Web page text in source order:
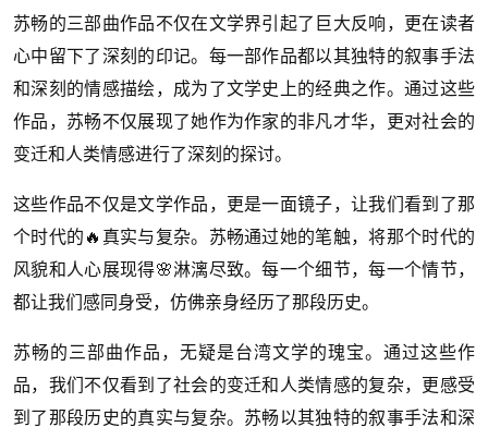
苏畅的三部曲作品不仅在文学界引起了巨大反响，更在读者
心中留下了深刻的印记。每一部作品都以其独特的叙事手法
和深刻的情感描绘，成为了文学史上的经典之作。通过这些
作品，苏畅不仅展现了她作为作家的非凡才华，更对社会的
变迁和人类情感进行了深刻的探讨。
这些作品不仅是文学作品，更是一面镜子，让我们看到了那
个时代的🔥真实与复杂。苏畅通过她的笔触，将那个时代的
风貌和人心展现得🌸淋漓尽致。每一个细节，每一个情节，
都让我们感同身受，仿佛亲身经历了那段历史。
苏畅的三部曲作品，无疑是台湾文学的瑰宝。通过这些作
品，我们不仅看到了社会的变迁和人类情感的复杂，更感受
到了那段历史的真实与复杂。苏畅以其独特的叙事手法和深